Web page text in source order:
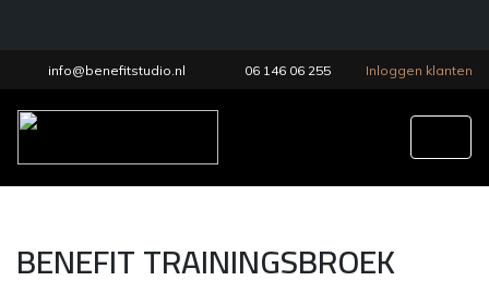
info@benefitstudio.nl 06 146 06 255 Inloggen klanten
BENEFIT TRAININGSBROEK